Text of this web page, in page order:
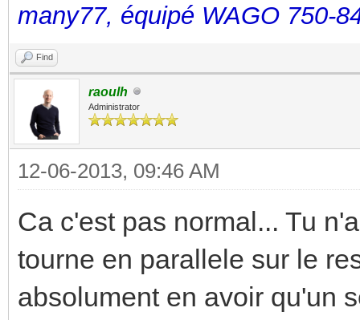
many77, équipé WAGO 750-
Find
raoulh
Administrator
12-06-2013, 09:46 AM
Ca c'est pas normal... Tu
tourne en parallele sur le
absolument en avoir qu'un